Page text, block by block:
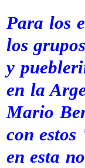
Para los
los
y
en la
Mario
con
en esta